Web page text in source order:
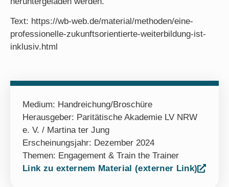
Text: https://wb-web.de/material/methoden/eine-
professionelle-zukunftsorientierte-weiterbildung-ist-
inklusiv.html
Medium: Handreichung/Broschüre
Herausgeber: Paritätische Akademie LV NRW
e. V. / Martina ter Jung
Erscheinungsjahr: Dezember 2024
Themen: Engagement & Train the Trainer
Link zu externem Material (externer Link)